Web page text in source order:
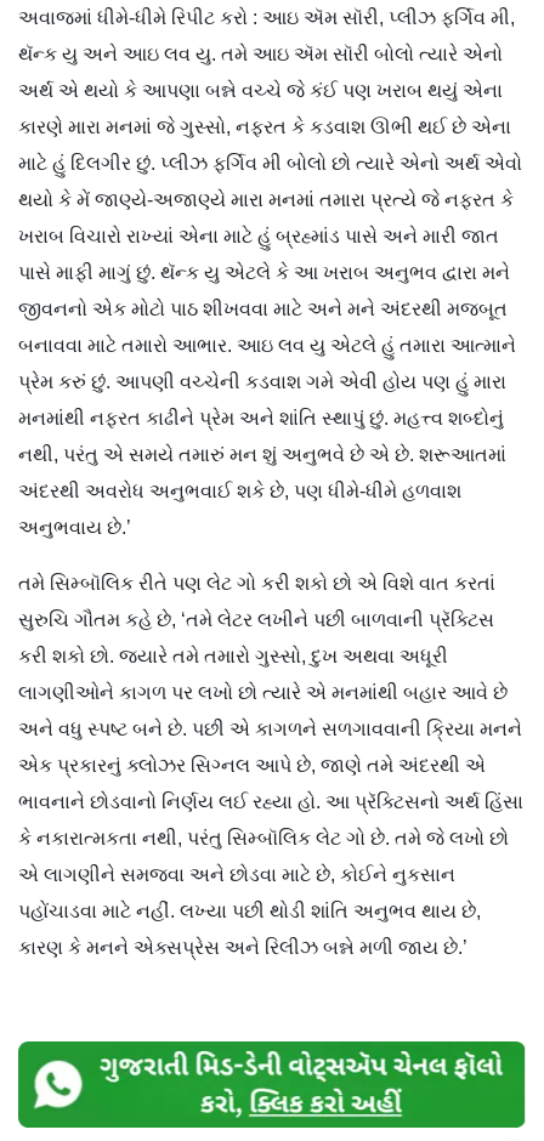
અવાજમાં ધીમે-ધીમે રિપીટ કરો : આઇ ઍમ સૉરી, પ્લીઝ ફર્ગિવ મી,
થૅન્ક યુ અને આઇ લવ યુ. તમે આઇ ઍમ સૉરી બોલો ત્યારે એનો
અર્થ એ થયો કે આપણા બન્ને વચ્ચે જે કંઈ પણ ખરાબ થયું એના
કારણે મારા મનમાં જે ગુસ્સો, નફરત કે કડવાશ ઊભી થઈ છે એના
માટે હું દિલગીર છું. પ્લીઝ ફર્ગિવ મી બોલો છો ત્યારે એનો અર્થ એવો
થયો કે મેં જાણ્યે-અજાણ્યે મારા મનમાં તમારા પ્રત્યે જે નફરત કે
ખરાબ વિચારો રાખ્યાં એના માટે હું બ્રહ્માંડ પાસે અને મારી જાત
પાસે માફી માગું છું. થૅન્ક યુ એટલે કે આ ખરાબ અનુભવ દ્વારા મને
જીવનનો એક મોટો પાઠ શીખવવા માટે અને મને અંદરથી મજબૂત
બનાવવા માટે તમારો આભાર. આઇ લવ યુ એટલે હું તમારા આત્માને
પ્રેમ કરું છું. આપણી વચ્ચેની કડવાશ ગમે એવી હોય પણ હું મારા
મનમાંથી નફરત કાઢીને પ્રેમ અને શાંતિ સ્થાપું છું. મહત્ત્વ શબ્દોનું
નથી, પરંતુ એ સમયે તમારું મન શું અનુભવે છે એ છે. શરૂઆતમાં
અંદરથી અવરોધ અનુભવાઈ શકે છે, પણ ધીમે-ધીમે હળવાશ
અનુભવાય છે.’
તમે સિમ્બૉલિક રીતે પણ લેટ ગો કરી શકો છો એ વિશે વાત કરતાં
સુરુચિ ગૌતમ કહે છે, ‘તમે લેટર લખીને પછી બાળવાની પ્રૅક્ટિસ
કરી શકો છો. જ્યારે તમે તમારો ગુસ્સો, દુખ અથવા અધૂરી
લાગણીઓને કાગળ પર લખો છો ત્યારે એ મનમાંથી બહાર આવે છે
અને વધુ સ્પષ્ટ બને છે. પછી એ કાગળને સળગાવવાની ક્રિયા મનને
એક પ્રકારનું ક્લોઝર સિગ્નલ આપે છે, જાણે તમે અંદરથી એ
ભાવનાને છોડવાનો નિર્ણય લઈ રહ્યા હો. આ પ્રૅક્ટિસનો અર્થ હિંસા
કે નકારાત્મકતા નથી, પરંતુ સિમ્બૉલિક લેટ ગો છે. તમે જે લખો છો
એ લાગણીને સમજવા અને છોડવા માટે છે, કોઈને નુકસાન
પહોંચાડવા માટે નહીં. લખ્યા પછી થોડી શાંતિ અનુભવ થાય છે,
કારણ કે મનને એક્સપ્રેસ અને રિલીઝ બન્ને મળી જાય છે.’